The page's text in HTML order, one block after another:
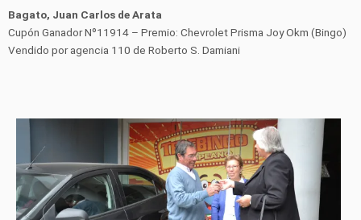
Bagato, Juan Carlos de Arata
Cupón Ganador Nº11914 – Premio: Chevrolet Prisma Joy Okm (Bingo)
Vendido por agencia 110 de Roberto S. Damiani